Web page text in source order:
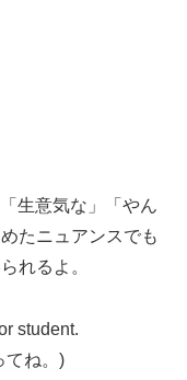
生意気な」「やん
たニュアンスでも
れるよ。
student.
てね。)